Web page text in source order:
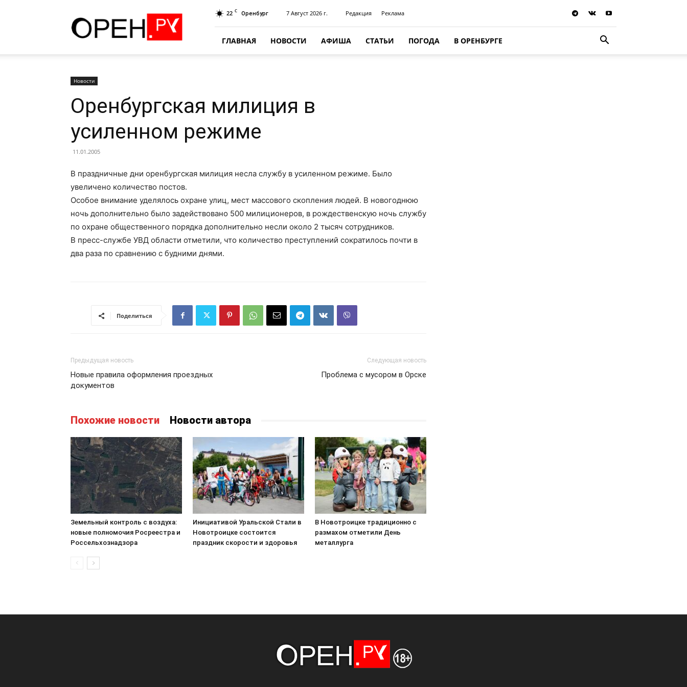
22 C Оренбург 7 Август 2026 г. Редакция Реклама
ГЛАВНАЯ НОВОСТИ АФИША СТАТЬИ ПОГОДА В ОРЕНБУРГЕ
Новости
Оренбургская милиция в
усиленном режиме
11.01.2005
В праздничные дни оренбургская милиция несла службу в усиленном режиме. Было
увеличено количество постов.
Особое внимание уделялось охране улиц, мест массового скопления людей. В новогоднюю
ночь дополнительно было задействовано 500 милиционеров, в рождественскую ночь службу
по охране общественного порядка дополнительно несли около 2 тысяч сотрудников.
В пресс-службе УВД области отметили, что количество преступлений сократилось почти в
два раза по сравнению с будними днями.
Поделиться
Предыдущая новость
Новые правила оформления проездных
документов
Следующая новость
Проблема с мусором в Орске
Похожие новости Новости автора
Земельный контроль с воздуха:
новые полномочия Росреестра и
Россельхознадзора
Инициативой Уральской Стали в
Новотроицке состоится
праздник скорости и здоровья
В Новотроицке традиционно с
размахом отметили День
металлурга